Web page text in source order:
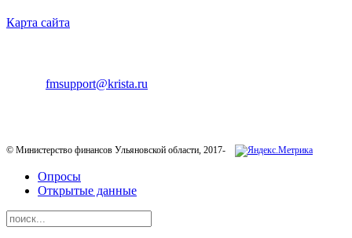
Карта сайта
fmsupport@krista.ru
© Министерство финансов Ульяновской области, 2017-
Опросы
Открытые данные